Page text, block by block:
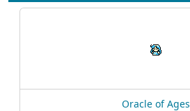
Oracle of Ages